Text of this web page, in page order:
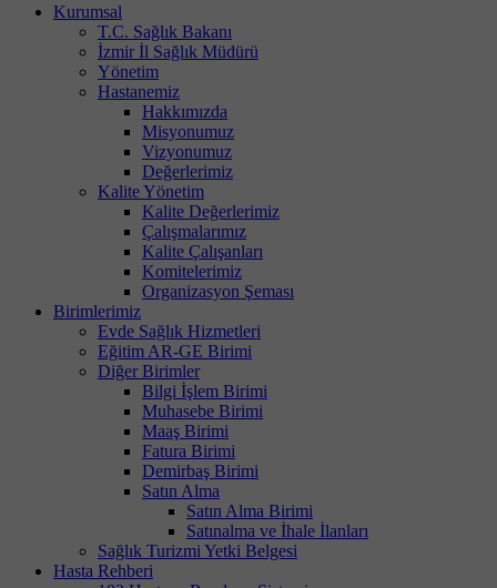
Kurumsal
T.C. Sağlık Bakanı
İzmir İl Sağlık Müdürü
Yönetim
Hastanemiz
Hakkımızda
Misyonumuz
Vizyonumuz
Değerlerimiz
Kalite Yönetim
Kalite Değerlerimiz
Çalışmalarımız
Kalite Çalışanları
Komitelerimiz
Organizasyon Şeması
Birimlerimiz
Evde Sağlık Hizmetleri
Eğitim AR-GE Birimi
Diğer Birimler
Bilgi İşlem Birimi
Muhasebe Birimi
Maaş Birimi
Fatura Birimi
Demirbaş Birimi
Satın Alma
Satın Alma Birimi
Satınalma ve İhale İlanları
Sağlık Turizmi Yetki Belgesi
Hasta Rehberi